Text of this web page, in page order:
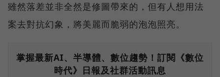
雖然落差並非全然是修圖帶來的，但有人想用法
案去對抗幻象，將美麗而脆弱的泡泡照亮。
掌握最新AI、半導體、數位趨勢！訂閱《數位
時代》日報及社群活動訊息